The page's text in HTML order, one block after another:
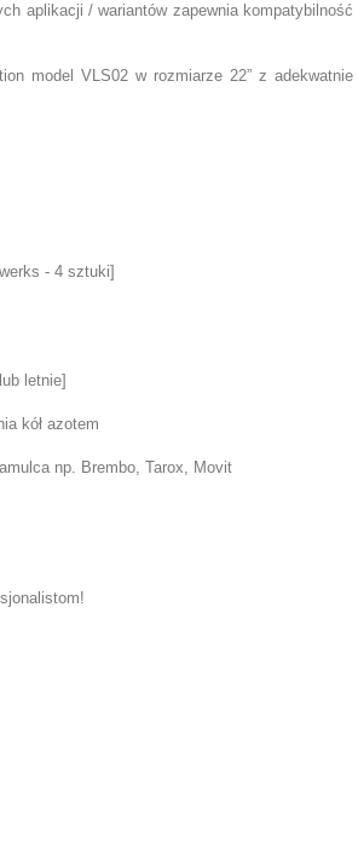
aplikacji / wariantów zapewnia kompatybilność
model VLS02 w rozmiarze 22” z
- 4 sztuki]
letnie]
kół azotem
np. Brembo, Tarox, Movit